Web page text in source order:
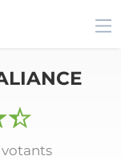
votants